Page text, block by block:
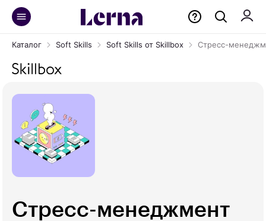
Каталог Soft Skills Soft Skills от Skillbox Стресс-
Стресс-менеджмент